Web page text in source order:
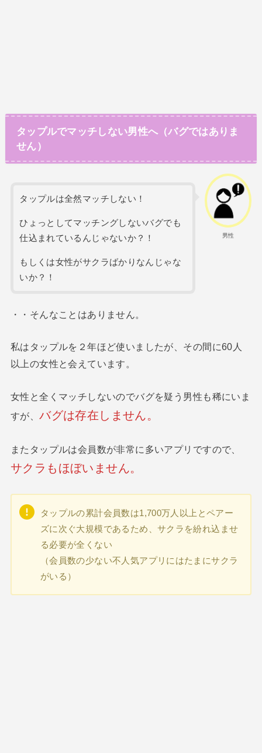
タップルでマッチしない男性へ（バグではありま
せん）
男性
タップルは全然マッチしない！
ひょっとしてマッチングしないバグでも
仕込まれているんじゃないか？！
もしくは女性がサクラばかりなんじゃな
いか？！
・・そんなことはありません。
私はタップルを２年ほど使いましたが、その間に60人
以上の女性と会えています。
女性と全くマッチしないのでバグを疑う男性も稀にいま
すが、 バグは存在しません。
またタップルは会員数が非常に多いアプリですので、
サクラもほぼいません。
タップルの累計会員数は1,700万人以上とペアー
ズに次ぐ大規模であるため、サクラを紛れ込ませ
る必要が全くない
（会員数の少ない不人気アプリにはたまにサクラ
がいる）